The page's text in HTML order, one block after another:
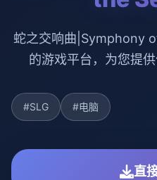
蛇之交响曲|Symphony
的游戏平台，为您提供
#SLG #电脑
直